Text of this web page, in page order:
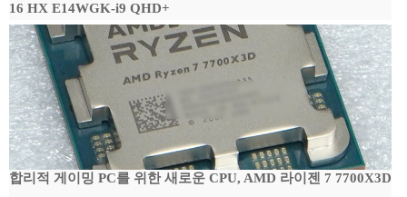
16 HX E14WGK-i9 QHD+
합리적 게이밍 PC를 위한 새로운 CPU, AMD 라이젠 7 7700X3D